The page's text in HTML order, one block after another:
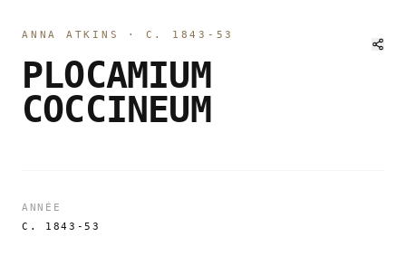
ANNA ATKINS · C. 1843-53
PLOCAMIUM
COCCINEUM
ANNÉE
C. 1843-53